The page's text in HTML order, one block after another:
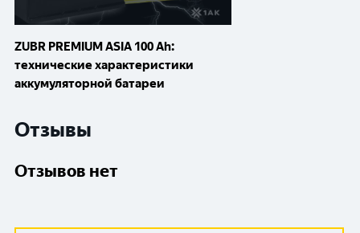
ZUBR PREMIUM ASIA 100 Ah:
технические характеристики
аккумуляторной батареи
Отзывы
Отзывов нет